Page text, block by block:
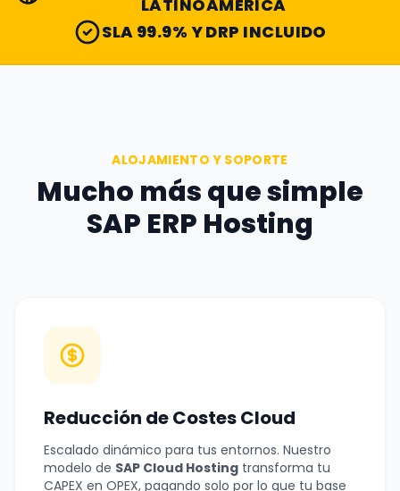
LATINOAMÉRICA
SLA 99.9% Y DRP INCLUIDO
ALOJAMIENTO Y SOPORTE
Mucho más que simple
SAP ERP Hosting
Reducción de Costes Cloud
Escalado dinámico para tus entornos. Nuestro
modelo de SAP Cloud Hosting transforma tu
CAPEX en OPEX, pagando solo por lo que tu base